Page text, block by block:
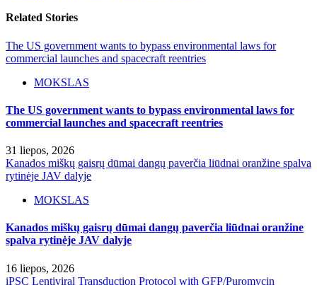
Related Stories
The US government wants to bypass environmental laws for
commercial launches and spacecraft reentries
MOKSLAS
The US government wants to bypass environmental laws for
commercial launches and spacecraft reentries
31 liepos, 2026
Kanados miškų gaisrų dūmai dangų paverčia liūdnai oranžine spalva
rytinėje JAV dalyje
MOKSLAS
Kanados miškų gaisrų dūmai dangų paverčia liūdnai oranžine
spalva rytinėje JAV dalyje
16 liepos, 2026
iPSC Lentiviral Transduction Protocol with GFP/Puromycin